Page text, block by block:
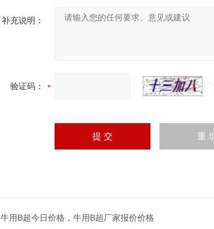
补充说明：
验证码：
牛用B超今日价格，牛用B超厂家报价价格